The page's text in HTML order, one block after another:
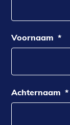
Voornaam *
Achternaam *